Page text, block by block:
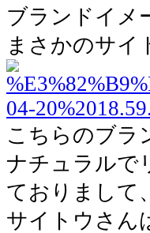
ブランドイメ
まさかのサイ
こちらのブラ
ナチュラルで
ておりまして、
サイトウさん